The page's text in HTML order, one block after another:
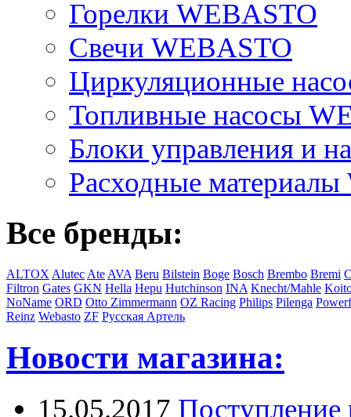
Горелки WEBASTO
Свечи WEBASTO
Циркуляционные
Топливные насосы
Блоки управления и
Расходные
Все бренды:
ALTOX Alutec Ate AVA Beru Bilstein Boge Bosch Brembo Bremi
Filtron Gates GKN Hella Hepu Hutchinson INA Knecht/Mahle
NoName ORD Otto Zimmermann OZ Racing Philips Pilenga
Reinz Webasto ZF Русская Артель
Новости магазина:
15.05.2017 Поступление